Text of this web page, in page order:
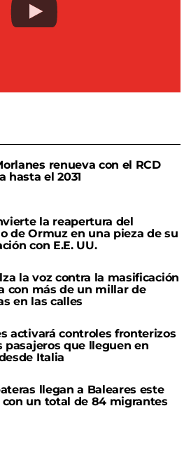
renueva con el RCD
hasta el 2031
la reapertura del
de Ormuz en una pieza de su
con E.E. UU.
la voz contra la masificación
con más de un millar de
en las calles
activará controles fronterizos
pasajeros que lleguen en
Italia
llegan a Baleares este
con un total de 84 migrantes